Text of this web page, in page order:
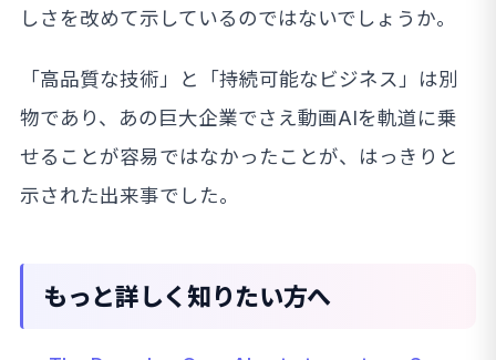
しさを改めて示しているのではないでしょうか。
「高品質な技術」と「持続可能なビジネス」は別
物であり、あの巨大企業でさえ動画AIを軌道に乗
せることが容易ではなかったことが、はっきりと
示された出来事でした。
もっと詳しく知りたい方へ